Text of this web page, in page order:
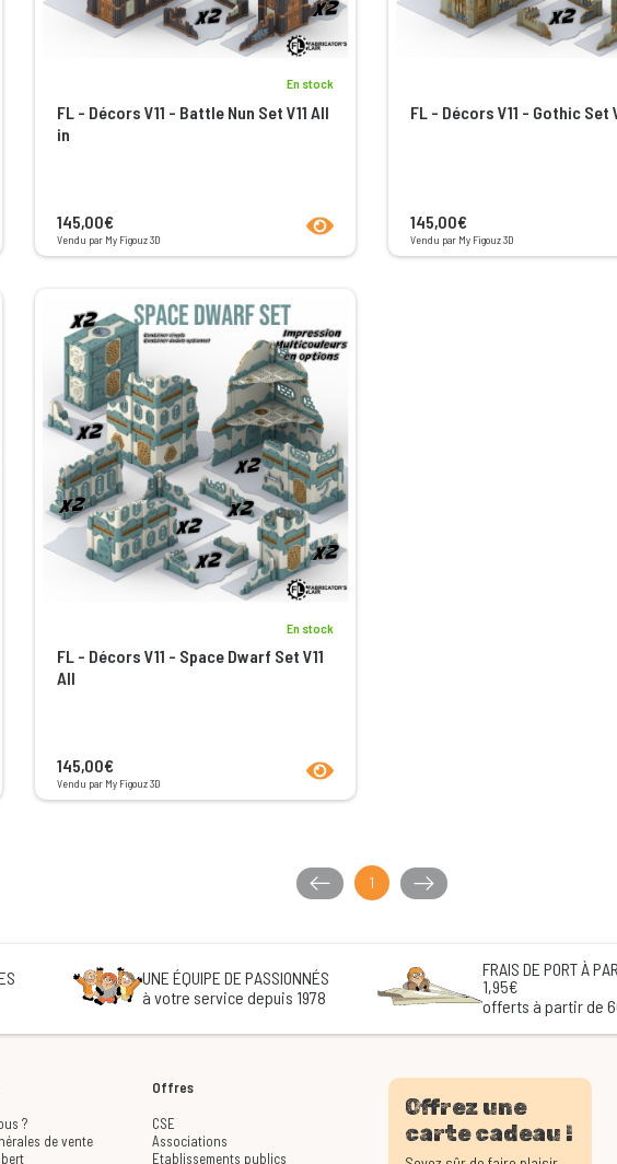
En stock
FL - Décors V11 - Battle Nun Set V11 All
in
145,00€
Vendu par My Figouz 3D
product.seeProductPage
FL - Décors V11 - Gothic Set
145,00€
Vendu par My Figouz 3D
En stock
FL - Décors V11 - Space Dwarf Set V11
All
145,00€
Vendu par My Figouz 3D
product.seeProductPage
1
UNE ÉQUIPE DE PASSIONNÉS
à votre service depuis 1978
FRAIS DE PORT À
1,95€
offerts à partir de
?
de vente
Offres
CSE
Associations
Etablissements publics
Offrez une
carte cadeau !